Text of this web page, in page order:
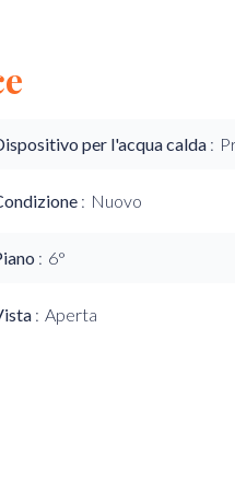
per l'acqua calda
Nuovo
6°
Aperta